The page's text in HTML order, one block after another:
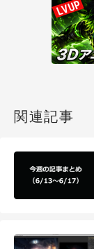
関連記事